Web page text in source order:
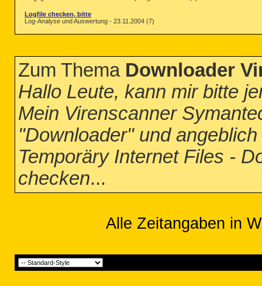
Logfile checken, bitte
Log-Analyse und Auswertung - 23.11.2004 (7)
Zum Thema Downloader
Hallo Leute, kann mir bitte
Mein Virenscanner
"Downloader" und
Temporäry Internet Files -
checken...
Alle Zeitangaben in